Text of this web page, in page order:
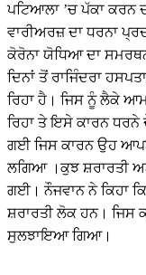
ਪਟਿਆਲਾ ’ਚ ਪੱਕਾ ਕਰਨ
ਵਾਰੀਅਰਜ਼ ਦਾ ਧਰਨਾ
ਕੋਰੋਨਾ ਯੋਧਿਆ ਦਾ
ਦਿਨਾਂ ਤੋਂ ਰਾਜਿੰਦਰਾ
ਰਿਹਾ ਹੈ। ਜਿਸ ਨੂੰ ਲੈਕੇ ਆਮ
ਰਿਹਾ ਤੇ ਇਸੇ ਕਾਰਨ ਧਰਨੇ
ਗਈ ਜਿਸ ਕਾਰਨ ਉਹ
ਲਗਿਆ ।ਕੁਝ ਸ਼ਰਾਰਤੀ
ਗਈ। ਨੌਜਵਾਨ ਨੇ ਕਿਹਾ
ਸ਼ਰਾਰਤੀ ਲੋਕ ਹਨ। ਜਿਸ
ਸੁਲਝਾਇਆ ਗਿਆ।